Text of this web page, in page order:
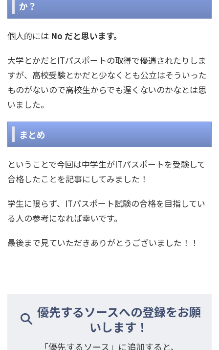
か？
個人的には No だと思います。
大学とかだとITパスポートの取得で優遇されたりしま
すが、高校受験とかだと少なくとも公立はそういった
ものがないので高校生からでも遅くないのかなとは思
いました。
まとめ
ということで今回は中学生がITパスポートを受験して
合格したことを記事にしてみました！
学生に限らず、ITパスポート試験の合格を目指してい
る人の参考になれば幸いです。
最後まで見ていただきありがとうございました！！
優先するソースへの登録をお願
いします！
「優先するソース」に追加すると、